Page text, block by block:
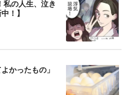
私の人生、泣き
！】
かったもの」